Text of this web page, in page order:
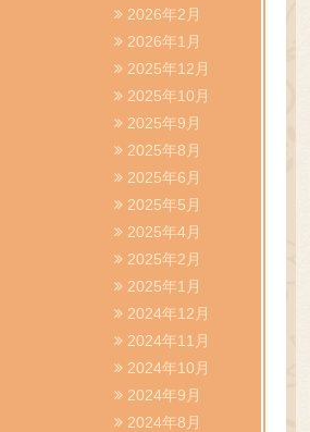
2026年2月
2026年1月
2025年12月
2025年10月
2025年9月
2025年8月
2025年6月
2025年5月
2025年4月
2025年2月
2025年1月
2024年12月
2024年11月
2024年10月
2024年9月
2024年8月
院長ブログ